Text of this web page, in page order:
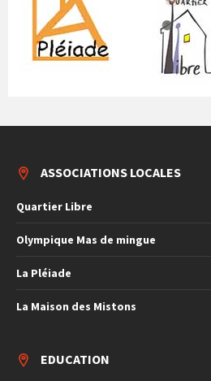
ASSOCIATIONS LOCALES
Quartier Libre
Olympique Mas de mingue
La Pléiade
La Maison des Mistons
EDUCATION